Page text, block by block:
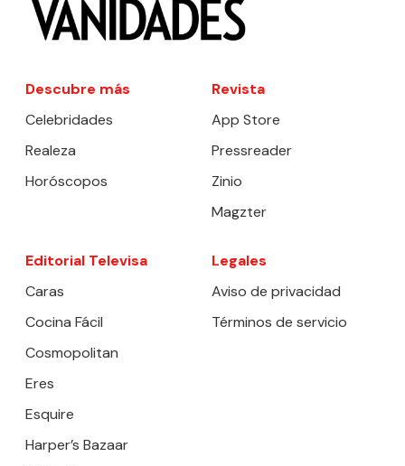
Descubre más
Celebridades
Realeza
Horóscopos
Revista
App Store
Pressreader
Zinio
Magzter
Editorial Televisa
Caras
Cocina Fácil
Cosmopolitan
Eres
Esquire
Harper’s Bazaar
Legales
Aviso de privacidad
Términos de servicio